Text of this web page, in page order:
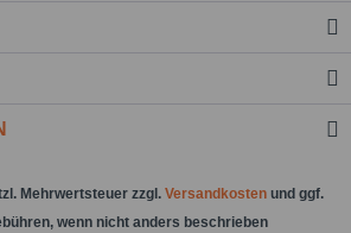
Mehrwertsteuer zzgl. Versandkosten und ggf.
wenn nicht anders beschrieben